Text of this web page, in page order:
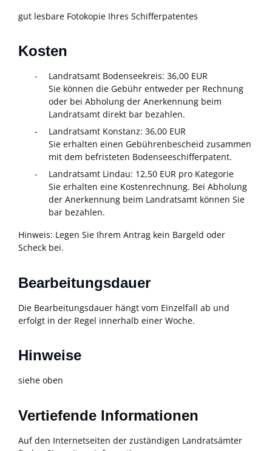
gut lesbare Fotokopie Ihres Schifferpatentes
Kosten
Landratsamt Bodenseekreis: 36,00 EUR
Sie können die Gebühr entweder per Rechnung
oder bei Abholung der Anerkennung beim
Landratsamt direkt bar bezahlen.
Landratsamt Konstanz: 36,00 EUR
Sie erhalten einen Gebührenbescheid zusammen
mit dem befristeten Bodenseeschifferpatent.
Landratsamt Lindau: 12,50 EUR pro Kategorie
Sie erhalten eine Kostenrechnung. Bei Abholung
der Anerkennung beim Landratsamt können Sie
bar bezahlen.
Hinweis: Legen Sie Ihrem Antrag kein Bargeld oder
Scheck bei.
Bearbeitungsdauer
Die Bearbeitungsdauer hängt vom Einzelfall ab und
erfolgt in der Regel innerhalb einer Woche.
Hinweise
siehe oben
Vertiefende Informationen
Auf den Internetseiten der zuständigen Landratsämter